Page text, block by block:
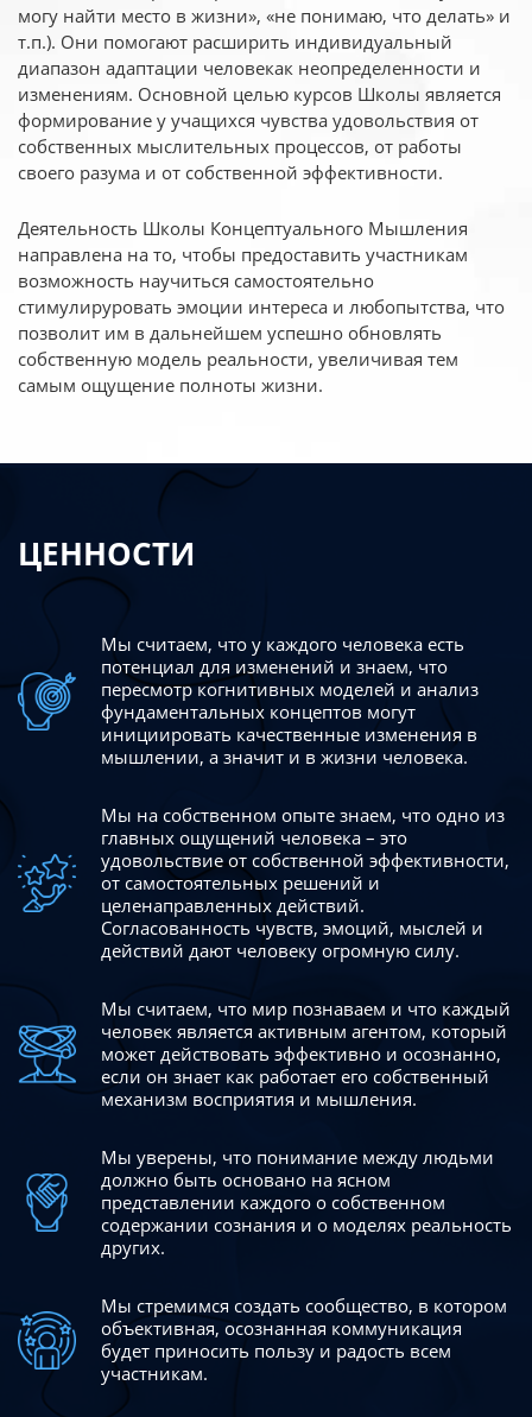
могу найти место в жизни», «не понимаю, что делать» и
т.п.). Они помогают расширить индивидуальный
диапазон адаптации человекак неопределенности и
изменениям. Основной целью курсов Школы является
формирование у учащихся чувства удовольствия от
собственных мыслительных процессов, от работы
своего разума и от собственной эффективности.
Деятельность Школы Концептуального Мышления
направлена на то, чтобы предоставить участникам
возможность научиться самостоятельно
стимулируровать эмоции интереса и любопытства, что
позволит им в дальнейшем успешно обновлять
собственную модель реальности, увеличивая тем
самым ощущение полноты жизни.
ЦЕННОСТИ
Мы считаем, что у каждого человека есть
потенциал для изменений и знаем, что
пересмотр когнитивных моделей и анализ
фундаментальных концептов могут
инициировать качественные изменения в
мышлении, а значит и в жизни человека.
Мы на собственном опыте знаем, что одно из
главных ощущений человека – это
удовольствие от собственной эффективности,
от самостоятельных решений и
целенаправленных действий.
Согласованность чувств, эмоций, мыслей и
действий дают человеку огромную силу.
Мы считаем, что мир познаваем и что каждый
человек является активным агентом, который
может действовать эффективно и осознанно,
если он знает как работает его собственный
механизм восприятия и мышления.
Мы уверены, что понимание между людьми
должно быть основано на ясном
представлении каждого о собственном
содержании сознания и о моделях реальность
других.
Мы стремимся создать сообщество, в котором
объективная, осознанная коммуникация
будет приносить пользу и радость всем
участникам.